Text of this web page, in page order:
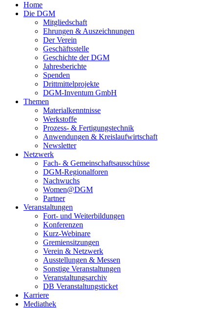
Home
Die DGM
Mitgliedschaft
Ehrungen & Auszeichnungen
Der Verein
Geschäftsstelle
Geschichte der DGM
Jahresberichte
Spenden
Drittmittelprojekte
DGM-Inventum GmbH
Themen
Materialkenntnisse
Werkstoffe
Prozess- & Fertigungstechnik
Anwendungen & Kreislaufwirtschaft
Newsletter
Netzwerk
Fach- & Gemeinschaftsausschüsse
DGM-Regionalforen
Nachwuchs
Women@DGM
Partner
Veranstaltungen
Fort- und Weiterbildungen
Konferenzen
Kurz-Webinare
Gremiensitzungen
Verein & Netzwerk
Ausstellungen & Messen
Sonstige Veranstaltungen
Veranstaltungsarchiv
DB Veranstaltungsticket
Karriere
Mediathek